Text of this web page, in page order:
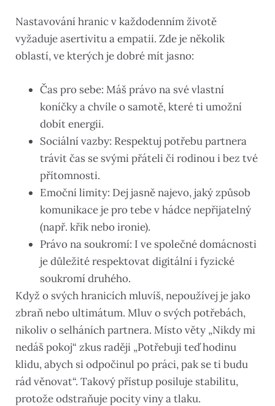
Nastavování hranic v každodenním životě
vyžaduje asertivitu a empatii. Zde je několik
oblastí, ve kterých je dobré mít jasno:
Čas pro sebe: Máš právo na své vlastní
koníčky a chvíle o samotě, které ti umožní
dobít energii.
Sociální vazby: Respektuj potřebu partnera
trávit čas se svými přáteli či rodinou i bez tvé
přítomnosti.
Emoční limity: Dej jasně najevo, jaký způsob
komunikace je pro tebe v hádce nepřijatelný
(např. křik nebo ironie).
Právo na soukromí: I ve společné domácnosti
je důležité respektovat digitální i fyzické
soukromí druhého.
Když o svých hranicích mluvíš, nepoužívej je jako
zbraň nebo ultimátum. Mluv o svých potřebách,
nikoliv o selháních partnera. Místo věty „Nikdy mi
nedáš pokoj“ zkus raději „Potřebuji teď hodinu
klidu, abych si odpočinul po práci, pak se ti budu
rád věnovat“. Takový přístup posiluje stabilitu,
protože odstraňuje pocity viny a tlaku.